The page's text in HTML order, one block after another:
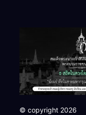
© copyright 2026